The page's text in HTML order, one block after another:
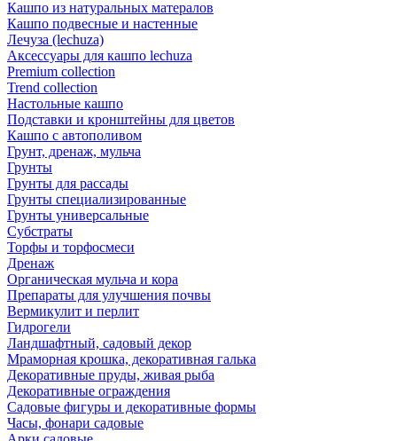
Кашпо из натуральных матералов
Кашпо подвесные и настенные
Лечуза (lechuza)
Аксессуары для кашпо lechuza
Premium collection
Trend collection
Настольные кашпо
Подставки и кронштейны для цветов
Кашпо с автополивом
Грунт, дренаж, мульча
Грунты
Грунты для рассады
Грунты специализированные
Грунты универсальные
Субстраты
Торфы и торфосмеси
Дренаж
Органическая мульча и кора
Препараты для улучшения почвы
Вермикулит и перлит
Гидрогели
Ландшафтный, садовый декор
Мраморная крошка, декоративная галька
Декоративные пруды, живая рыба
Декоративные ограждения
Садовые фигуры и декоративные формы
Часы, фонари садовые